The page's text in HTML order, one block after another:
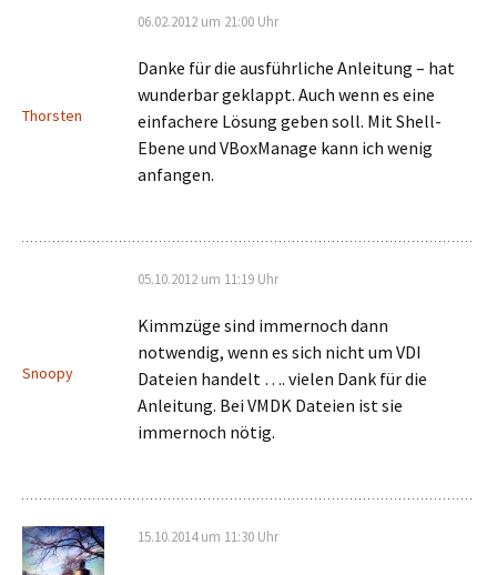
Thorsten
06.02.2012 um 21:00 Uhr
Danke für die ausführliche Anleitung – hat
wunderbar geklappt. Auch wenn es eine
einfachere Lösung geben soll. Mit Shell-
Ebene und VBoxManage kann ich wenig
anfangen.
Snoopy
05.10.2012 um 11:19 Uhr
Kimmzüge sind immernoch dann
notwendig, wenn es sich nicht um VDI
Dateien handelt …. vielen Dank für die
Anleitung. Bei VMDK Dateien ist sie
immernoch nötig.
15.10.2014 um 11:30 Uhr